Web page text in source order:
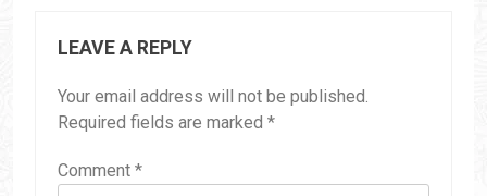
LEAVE A REPLY
Your email address will not be published.
Required fields are marked *
Comment *